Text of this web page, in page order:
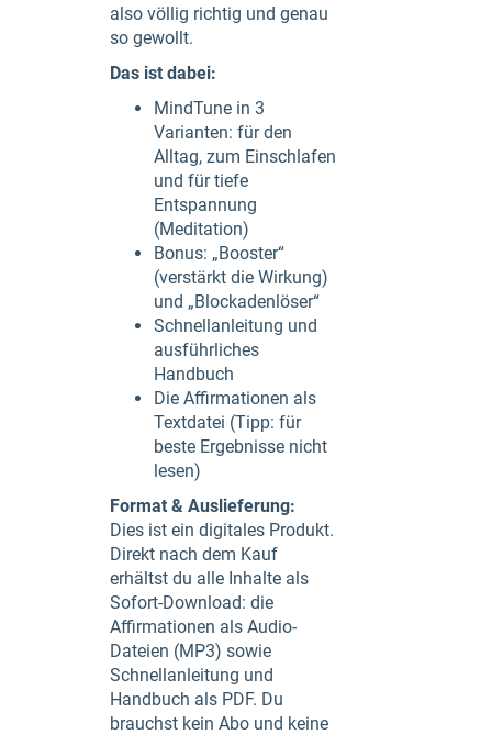
also völlig richtig und genau
so gewollt.
Das ist dabei:
MindTune in 3
Varianten: für den
Alltag, zum Einschlafen
und für tiefe
Entspannung
(Meditation)
Bonus: „Booster“
(verstärkt die Wirkung)
und „Blockadenlöser“
Schnellanleitung und
ausführliches
Handbuch
Die Affirmationen als
Textdatei (Tipp: für
beste Ergebnisse nicht
lesen)
Format & Auslieferung:
Dies ist ein digitales Produkt.
Direkt nach dem Kauf
erhältst du alle Inhalte als
Sofort-Download: die
Affirmationen als Audio-
Dateien (MP3) sowie
Schnellanleitung und
Handbuch als PDF. Du
brauchst kein Abo und keine